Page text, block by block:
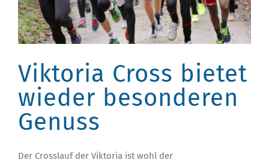
Viktoria Cross bietet
wieder besonderen
Genuss
Der Crosslauf der Viktoria ist wohl der